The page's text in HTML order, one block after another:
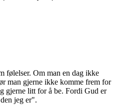
følelser. Om man en dag ikke
man gjerne ikke komme frem for
gjerne litt for å be. Fordi Gud er
jeg er".